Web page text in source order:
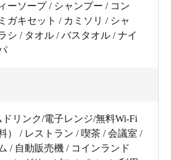
ーソープ / シャンプー / コン
ガキセット / カミソリ / シャ
シ / タオル / バスタオル / ナイ
リンク/電子レンジ/無料Wi-Fi
） / レストラン / 喫茶 / 会議室 /
/ 自動販売機 / コインランド